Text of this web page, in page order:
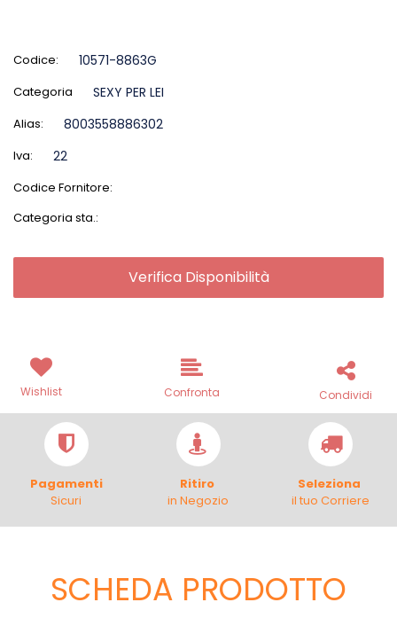
Codice: 10571-8863G
Categoria SEXY PER LEI
Alias: 8003558886302
Iva: 22
Codice Fornitore:
Categoria sta.:
Verifica Disponibilità
Wishlist Confronta Condividi
Pagamenti
Sicuri
Ritiro
in Negozio
Seleziona
il tuo Corriere
SCHEDA PRODOTTO